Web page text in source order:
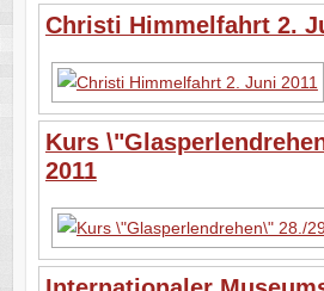
Christi Himmelfahrt 2.
Kurs
2011